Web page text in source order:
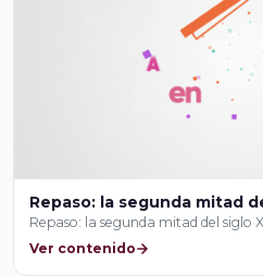
Repaso: la
Repaso: la segunda mitad del siglo
Ver contenido